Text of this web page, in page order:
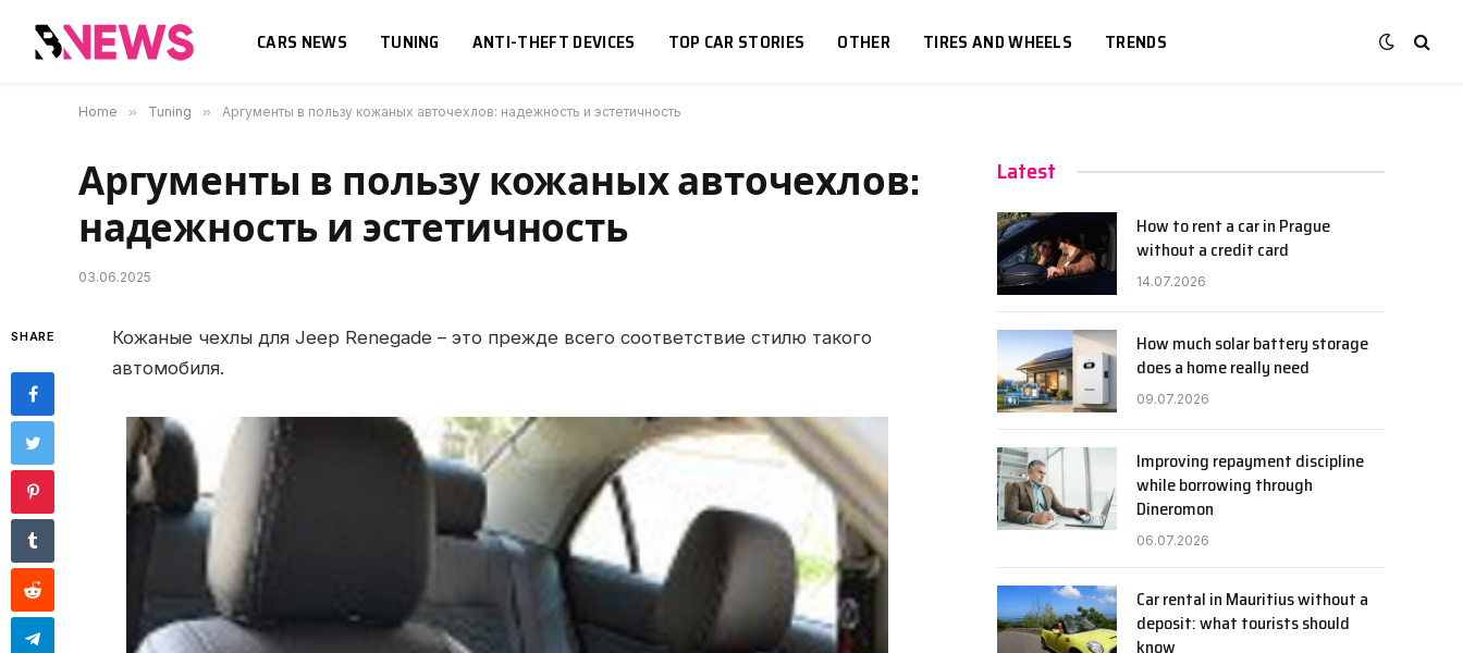
CARS NEWS TUNING ANTI-THEFT DEVICES TOP CAR STORIES OTHER TIRES AND WHEELS TRENDS
Home » Tuning » Аргументы в пользу кожаных авточехлов: надежность и эстетичность
Аргументы в пользу кожаных авточехлов:
надежность и эстетичность
03.06.2025
SHARE
Кожаные чехлы для Jeep Renegade – это прежде всего соответствие стилю такого
автомобиля.
Latest
How to rent a car in Prague
without a credit card
14.07.2026
How much solar battery storage
does a home really need
09.07.2026
Improving repayment discipline
while borrowing through
Dineromon
06.07.2026
Car rental in Mauritius without a
deposit: what tourists should
know